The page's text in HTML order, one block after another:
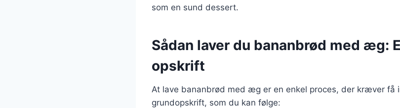
som en sund dessert.
Sådan laver du bananbrød med æg:
opskrift
At lave bananbrød med æg er en enkel proces, der kræver få
grundopskrift, som du kan følge: